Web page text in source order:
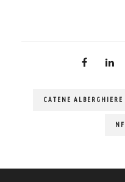
CATENE ALBERGHIERE